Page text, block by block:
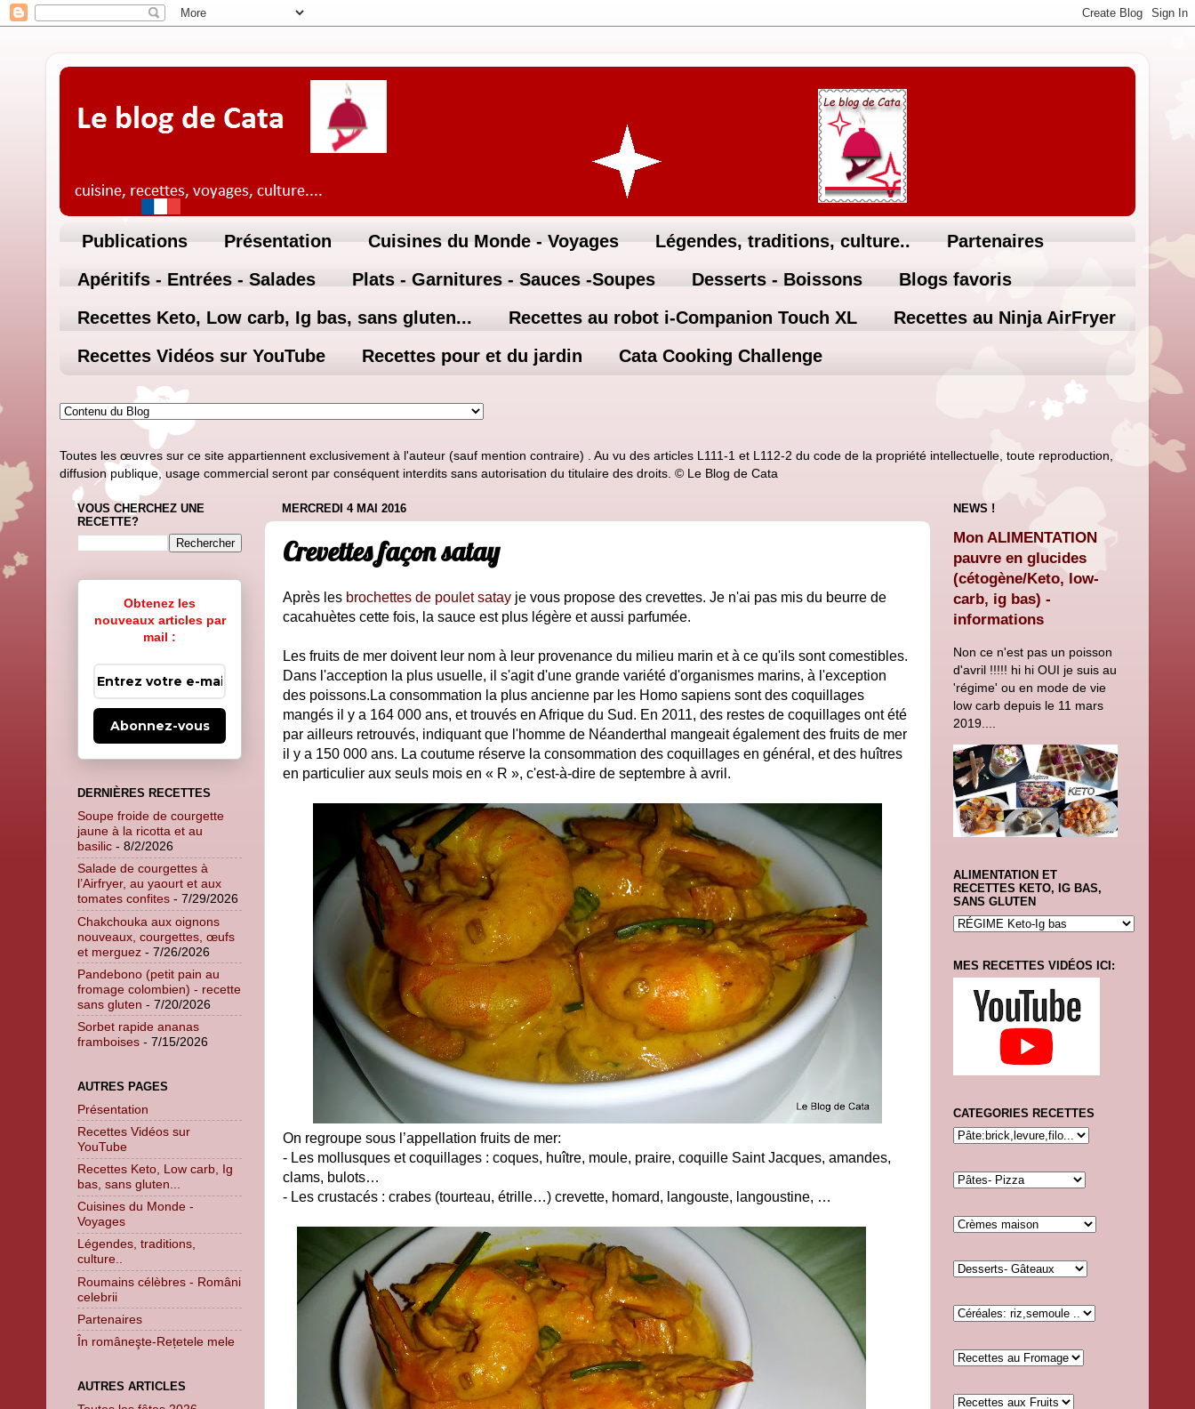
Publications Présentation Cuisines du Monde - Voyages Légendes, traditions, culture..
Partenaires
Apéritifs - Entrées - Salades
Plats - Garnitures - Sauces -Soupes Desserts - Boissons
Blogs favoris
Recettes Keto, Low carb, Ig bas, sans gluten...
Recettes au robot i-Companion Touch XL
Recettes au Ninja AirFryer
Recettes Vidéos sur YouTube
Recettes pour et du jardin Cata Cooking Challenge
Toutes les œuvres sur ce site appartiennent exclusivement à l'auteur (sauf mention contraire) . Au vu des articles L111-1 et L112-2 du code de la propriété intellectuelle, toute reproduction,
diffusion publique, usage commercial seront par conséquent interdits sans autorisation du titulaire des droits. © Le Blog de Cata
MERCREDI 4 MAI 2016
Crevettes façon satay
Après les brochettes de poulet satay je vous propose des crevettes. Je n'ai pas mis du beurre de
cacahuètes cette fois, la sauce est plus légère et aussi parfumée.
Les fruits de mer doivent leur nom à leur provenance du milieu marin et à ce qu'ils sont comestibles.
Dans l'acception la plus usuelle, il s'agit d'une grande variété d'organismes marins, à l'exception
des poissons.La consommation la plus ancienne par les Homo sapiens sont des coquillages
mangés il y a 164 000 ans, et trouvés en Afrique du Sud. En 2011, des restes de coquillages ont été
par ailleurs retrouvés, indiquant que l'homme de Néanderthal mangeait également des fruits de mer
il y a 150 000 ans. La coutume réserve la consommation des coquillages en général, et des huîtres
en particulier aux seuls mois en « R », c'est-à-dire de septembre à avril.
On regroupe sous l’appellation fruits de mer:
- Les mollusques et coquillages : coques, huître, moule, praire, coquille Saint Jacques, amandes,
clams, bulots…
- Les crustacés : crabes (tourteau, étrille…) crevette, homard, langouste, langoustine, …
VOUS CHERCHEZ UNE
RECETTE?
Obtenez les
nouveaux articles par
mail :
Abonnez-vous
DERNIÈRES RECETTES
Soupe froide de courgette
jaune à la ricotta et au
basilic - 8/2/2026
Salade de courgettes à
l’Airfryer, au yaourt et aux
tomates confites - 7/29/2026
Chakchouka aux oignons
nouveaux, courgettes, œufs
et merguez - 7/26/2026
Pandebono (petit pain au
fromage colombien) - recette
sans gluten - 7/20/2026
Sorbet rapide ananas
framboises - 7/15/2026
AUTRES PAGES
Présentation
Recettes Vidéos sur
YouTube
Recettes Keto, Low carb, Ig
bas, sans gluten...
Cuisines du Monde -
Voyages
Légendes, traditions,
culture..
Roumains célèbres - Români
celebrii
Partenaires
În româneşte-Rețetele mele
AUTRES ARTICLES
NEWS !
Mon ALIMENTATION
pauvre en glucides
(cétogène/Keto, low-
carb, ig bas) -
informations
Non ce n'est pas un poisson
d'avril !!!!! hi hi OUI je suis au
'régime' ou en mode de vie
low carb depuis le 11 mars
2019....
ALIMENTATION ET
RECETTES KETO, IG BAS,
SANS GLUTEN
MES RECETTES VIDÉOS ICI:
CATEGORIES RECETTES